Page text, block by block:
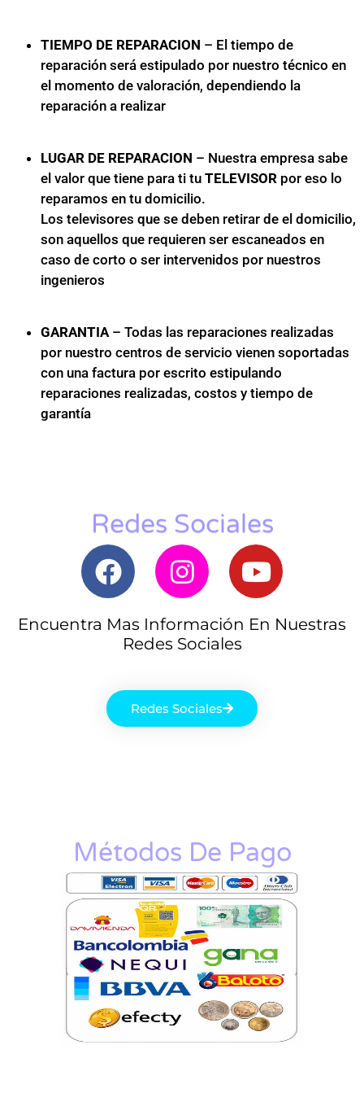
TIEMPO DE REPARACION – El tiempo de
reparación será estipulado por nuestro técnico en
el momento de valoración, dependiendo la
reparación a realizar
LUGAR DE REPARACION – Nuestra empresa sabe
el valor que tiene para ti tu TELEVISOR por eso lo
reparamos en tu domicilio.
Los televisores que se deben retirar de el domicilio,
son aquellos que requieren ser escaneados en
caso de corto o ser intervenidos por nuestros
ingenieros
GARANTIA– Todas las reparaciones realizadas
por nuestro centros de servicio vienen soportadas
con una factura por escrito estipulando
reparaciones realizadas, costos y tiempo de
garantía
Redes Sociales
Encuentra Mas Información En Nuestras
Redes Sociales
Redes Sociales
Métodos De Pago